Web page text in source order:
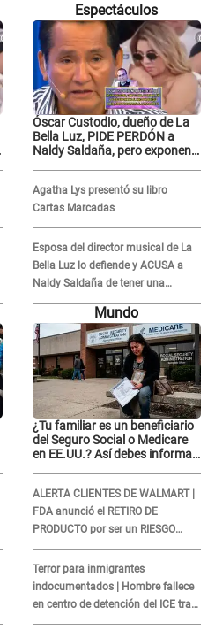
Espectáculos
Óscar Custodio, dueño de La
Bella Luz, PIDE PERDÓN a
Naldy Saldaña, pero exponen
grabar"
Agatha Lys presentó su libro
Cartas Marcadas
Esposa del director musical de La
Bella Luz lo defiende y ACUSA a
Naldy Saldaña de tener una
relación con él y otros integrantes
Mundo
¿Tu familiar es un beneficiario
del Seguro Social o Medicare
en EE.UU.? Así debes informar
ALERTA CLIENTES DE WALMART |
FDA anunció el RETIRO DE
PRODUCTO por ser un RIESGO
MORTAL para consumidores: ¿Cuál
es?
Terror para inmigrantes
indocumentados | Hombre fallece
en centro de detención del ICE tras
sufrir una "emergencia médica"